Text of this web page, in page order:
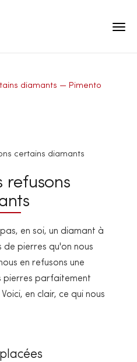
diamants — Pimento
certains diamants
refusons
en soi, un diamant à
de pierres qu'on nous
en refusons une
pierres parfaitement
en clair, ce qui nous